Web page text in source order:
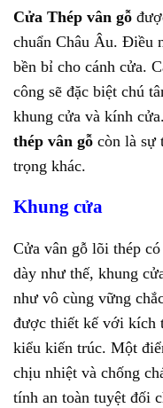
Cửa Thép vân gỗ
chuẩn Châu Âu. Điều
bền bỉ cho cánh cửa.
công sẽ đặc biệt chú
khung cửa và kính
thép vân gỗ còn là sự
trọng khác.
Khung cửa
Cửa vân gỗ lõi thép
dày như thế, khung
như vô cùng vững
được thiết kế với kích
kiểu kiến trúc. Một
chịu nhiệt và chống
tính an toàn tuyệt đối